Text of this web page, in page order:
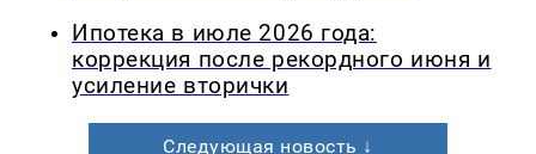
Ипотека в июле 2026 года:
коррекция после рекордного июня и
усиление вторички
Следующая новость ↓